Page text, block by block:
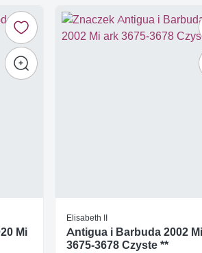
Mi
Elisabeth II
Antigua i Barbuda 2002
3675-3678 Czyste **